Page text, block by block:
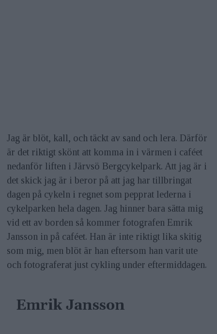
Jag är blöt, kall, och täckt av sand och lera. Därför
är det riktigt skönt att komma in i värmen i caféet
nedanför liften i Järvsö Bergcykelpark. Att jag är i
det skick jag är i beror på att jag har tillbringat
dagen på cykeln i regnet som pepprat lederna i
cykelparken hela dagen. Jag hinner bara sätta mig
vid ett av borden så kommer fotografen Emrik
Jansson in på caféet. Han är inte riktigt lika skitig
som mig, men blöt är han eftersom han varit ute
och fotograferat just cykling under eftermiddagen.
Emrik Jansson